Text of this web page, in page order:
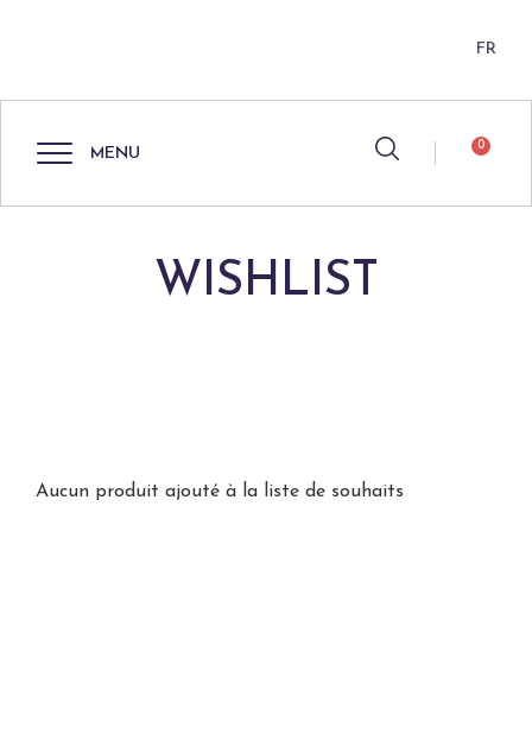
FR
MENU 0
WISHLIST
Aucun produit ajouté à la liste de souhaits